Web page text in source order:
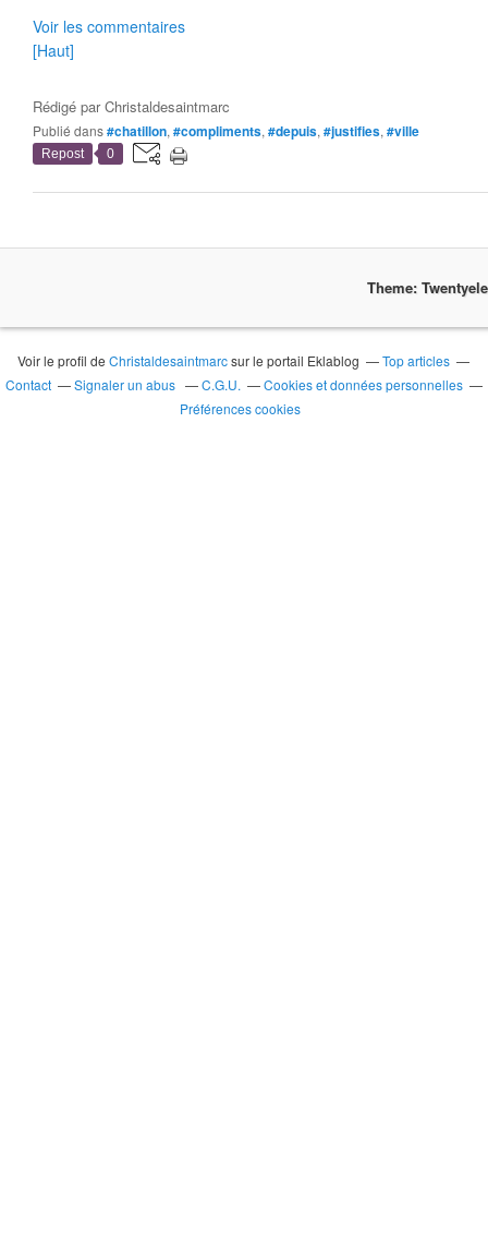
Voir les commentaires
[Haut]
Rédigé parChristaldesaintmarc
Publié dans#chatillon, #compliments, #depuis, #justifies, #ville
Repost 0
Theme:
Voir le profil deChristaldesaintmarcsur le portail Eklablog
Top articles
Contact
Signaler un abus C.G.U.
Cookies et données personnelles
Préférences cookies